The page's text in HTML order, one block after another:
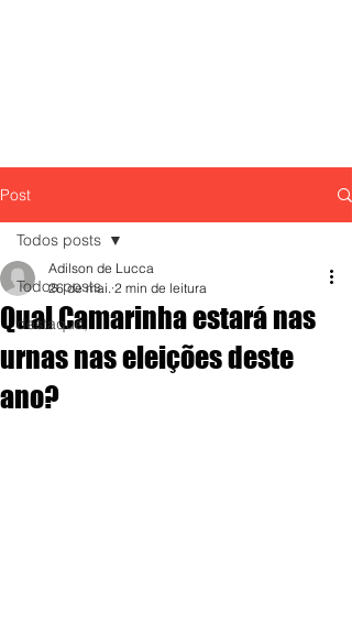
Post
Todos posts
destaque,
Todos posts
Qual Camarinha estará nas
urnas nas eleições deste
ano?
Adilson de Lucca
26 de mai. 2 min de leitura